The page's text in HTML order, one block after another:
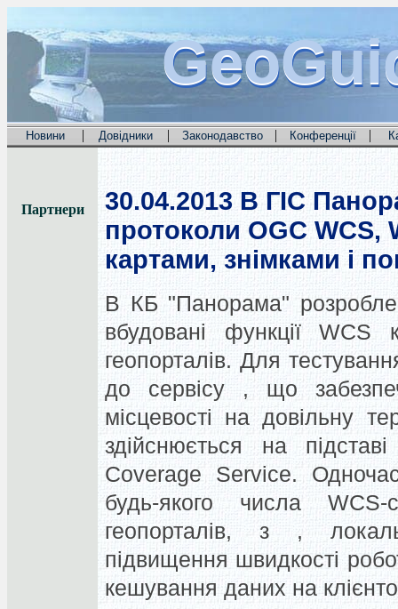
Новини | Довідники | Законодавство | Конференції |
Партнери 30.04.2013 В ГІС
протоколи OGC WCS,
картами, знімками і
В КБ "Панорама"
вбудовані функції WCS
геопорталів. Для
до сервісу , що
місцевості на довільну
здійснюється на
Coverage Service.
будь-якого числа
геопорталів, з ,
підвищення швидкості
кешування даних на